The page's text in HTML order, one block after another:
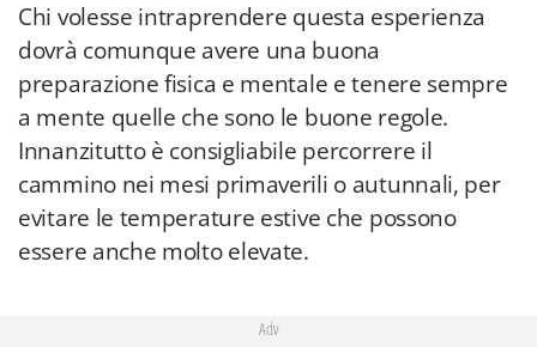
Chi volesse intraprendere questa esperienza
dovrà comunque avere una buona
preparazione fisica e mentale e tenere sempre
a mente quelle che sono le buone regole.
Innanzitutto è consigliabile percorrere il
cammino nei mesi primaverili o autunnali, per
evitare le temperature estive che possono
essere anche molto elevate.
Adv